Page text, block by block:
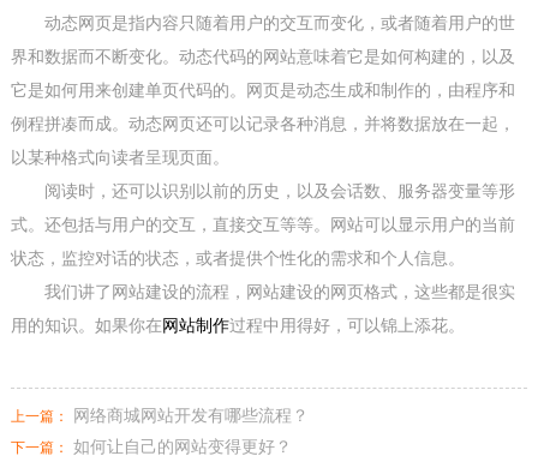
动态网页是指内容只随着用户的交互而变化，或者随着用户的世
界和数据而不断变化。动态代码的网站意味着它是如何构建的，以及
它是如何用来创建单页代码的。网页是动态生成和制作的，由程序和
例程拼凑而成。动态网页还可以记录各种消息，并将数据放在一起，
以某种格式向读者呈现页面。
阅读时，还可以识别以前的历史，以及会话数、服务器变量等形
式。还包括与用户的交互，直接交互等等。网站可以显示用户的当前
状态，监控对话的状态，或者提供个性化的需求和个人信息。
我们讲了网站建设的流程，网站建设的网页格式，这些都是很实
用的知识。如果你在 网站制作过程中用得好，可以锦上添花。
上一篇： 网络商城网站开发有哪些流程？
下一篇： 如何让自己的网站变得更好？